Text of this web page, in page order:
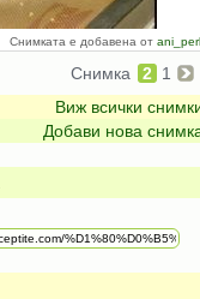
Снимката е добавена от
Снимка 2
1
Виж всички
Добави нова